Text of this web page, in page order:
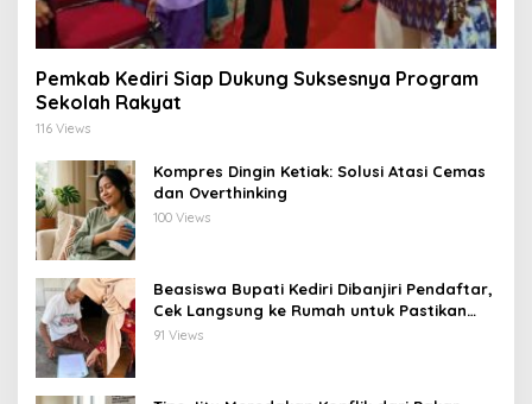
Pemkab Kediri Siap Dukung Suksesnya Program
Sekolah Rakyat
116 Views
Kompres Dingin Ketiak: Solusi Atasi Cemas
dan Overthinking
100 Views
Beasiswa Bupati Kediri Dibanjiri Pendaftar,
Cek Langsung ke Rumah untuk Pastikan
Tepat Sasaran
91 Views